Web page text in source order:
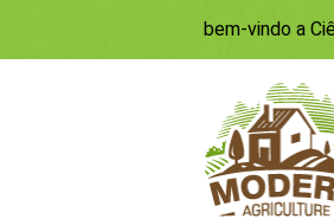
bem-vindo a